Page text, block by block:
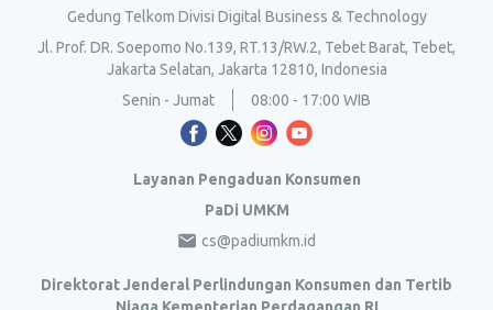
Gedung Telkom Divisi Digital Business & Technology
Jl. Prof. DR. Soepomo No.139, RT.13/RW.2, Tebet Barat, Tebet,
Jakarta Selatan, Jakarta 12810, Indonesia
Senin - Jumat
08:00 - 17:00 WIB
Layanan Pengaduan Konsumen
PaDi UMKM
cs@padiumkm.id
Direktorat Jenderal Perlindungan Konsumen dan Tertib